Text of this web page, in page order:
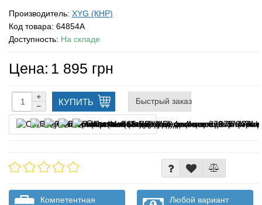
Производитель: XYG (КНР)
Код товара: 64854A
Доступность: На складе
Цена: 1 895 грн
КУПИТЬ Быстрый заказ
Оплата частями
Компетентная
Любой вариант